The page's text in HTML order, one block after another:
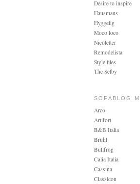
Desire to inspire
Hausmaus
Hyggelig
Moco loco
Nicoletter
Remodelista
Style files
The Selby
SOFABLOG
Arco
Artifort
B&B Italia
Brühl
Bullfrog
Calia Italia
Cassina
Classicon